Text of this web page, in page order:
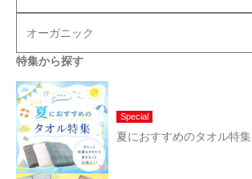
オーガニック
特集から探す
Special
夏におすすめのタオル特集